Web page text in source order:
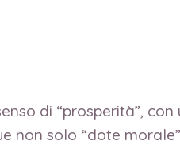
di “prosperità”,
non solo “dote